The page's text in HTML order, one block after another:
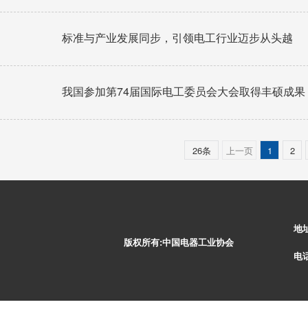
标准与产业发展同步，引领电工行业迈步从头越
我国参加第74届国际电工委员会大会取得丰硕成果
26条 上一页 1 2
版权所有:中国电器工业协会
地
电